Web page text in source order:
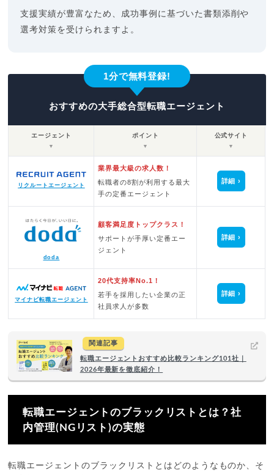
支援実績が豊富なため、成功事例に基づいた書類添削や
選考対策を受けられますよ。
1分で無料登録!
おすすめの大手総合型転職エージェント
エージェント
▼
ポイント
▼
公式サイト
▼
リクルートエージェント
業界最大級の求人数！
転職者の8割が利用する最大
手の定番エージェント
詳細
doda
顧客満足度トップクラス！
サポートが手厚い定番エー
ジェント
詳細
マイナビ転職エージェント
20代支持率No.1！
若手を採用したい企業の正
社員求人が多数
詳細
関連記事
転職エージェントおすすめ比較ランキング101社｜
2026年最新を徹底紹介！
転職エージェントのブラックリストとは？社
内管理(NGリスト)の実態
転職エージェントのブラックリストとはどのようなものか、そ